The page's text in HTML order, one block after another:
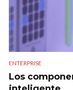
ENTERPRISE
Los